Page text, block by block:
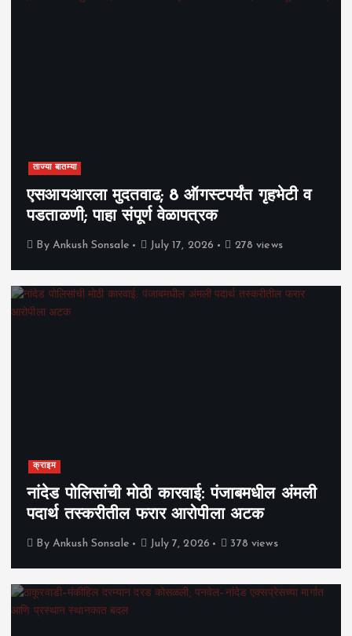
ताज्या बातम्या
एसआयआरला मुदतवाढ; 8 ऑगस्टपर्यंत गृहभेटी व
पडताळणी; पाहा संपूर्ण वेळापत्रक
By Ankush Sonsale July 17, 2026 278 views
क्राइम
नांदेड पोलिसांची मोठी कारवाई: पंजाबमधील अंमली
पदार्थ तस्करीतील फरार आरोपीला अटक
By Ankush Sonsale July 7, 2026 378 views